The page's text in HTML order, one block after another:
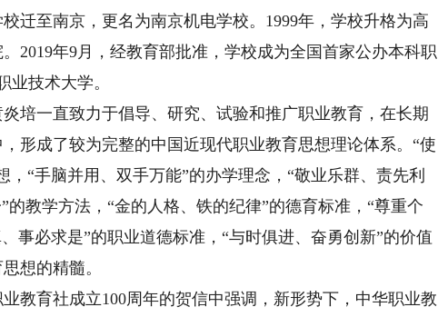
迁至南京，更名为南京机电学校。1999年，学校升格为高
2019年9月，经教育部批准，学校成为全国首家公办本科职
业技术大学。
一直致力于倡导、研究、试验和推广职业教育，在长期
形成了较为完整的中国近现代职业教育思想理论体系。“使
“手脑并用、双手万能”的办学理念，“敬业乐群、责先利
的教学方法，“金的人格、铁的纪律”的德育标准，“尊重个
事必求是”的职业道德标准，“与时俱进、奋勇创新”的价值
想的精髓。
育社成立100周年的贺信中强调，新形势下，中华职业教